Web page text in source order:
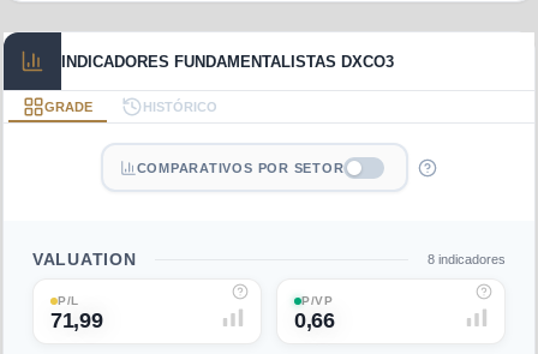
INDICADORES FUNDAMENTALISTAS DXCO3
GRADE HISTÓRICO
COMPARATIVOS POR SETOR
VALUATION 8 indicadores
P/L
71,99
P/VP
0,66